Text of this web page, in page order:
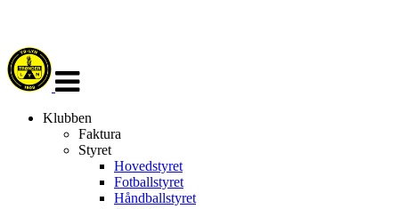
navigasjon
Klubben
Faktura
Styret
Hovedstyret
Fotballstyret
Håndballstyret